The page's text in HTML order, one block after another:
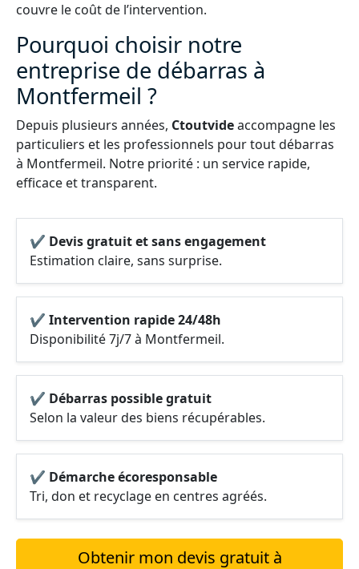
couvre le coût de l’intervention.
Pourquoi choisir notre
entreprise de débarras à
Montfermeil ?
Depuis plusieurs années, Ctoutvideaccompagne les
particuliers et les professionnels pour tout débarras
à Montfermeil. Notre priorité : un service rapide,
efficace et transparent.
✔ Devis gratuit et sans engagement
Estimation claire, sans surprise.
✔ Intervention rapide 24/48h
Disponibilité 7j/7 à Montfermeil.
✔ Débarras possible gratuit
Selon la valeur des biens récupérables.
✔ Démarche écoresponsable
Tri, don et recyclage en centres agréés.
Obtenir mon devis gratuit à